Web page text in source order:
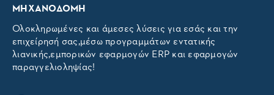
ΜΗΧΑΝΟΔΟΜΗ
Ολοκληρωμένες και άμεσες λύσεις για εσάς και την
επιχείρησή σας,μέσω προγραμμάτων εντατικής
λιανικής,εμπορικών εφαρμογών ERP και εφαρμογών
παραγγελιοληψίας!